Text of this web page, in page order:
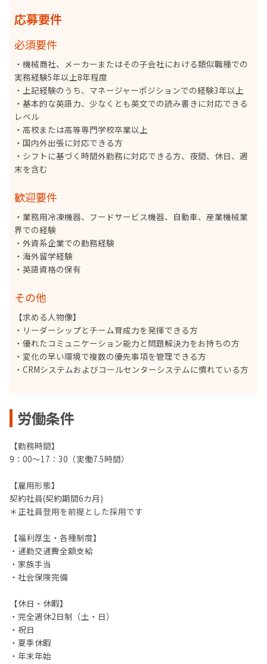
応募要件
必須要件
・機械商社、メーカーまたはその子会社における類似職種での
実務経験5年以上8年程度
・上記経験のうち、マネージャーポジションでの経験3年以上
・基本的な英語力、少なくとも英文での読み書きに対応できる
レベル
・高校または高等専門学校卒業以上
・国内外出張に対応できる方
・シフトに基づく時間外勤務に対応できる方、夜間、休日、週
末を含む
歓迎要件
・業務用冷凍機器、フードサービス機器、自動車、産業機械業
界での経験
・外資系企業での勤務経験
・海外留学経験
・英語資格の保有
その他
【求める人物像】
・リーダーシップとチーム育成力を発揮できる方
・優れたコミュニケーション能力と問題解決力をお持ちの方
・変化の早い環境で複数の優先事項を管理できる方
・CRMシステムおよびコールセンターシステムに慣れている方
労働条件
【勤務時間】
9：00～17：30（実働7.5時間）
【雇用形態】
契約社員(契約期間6カ月)
＊正社員登用を前提とした採用です
【福利厚生・各種制度】
・通勤交通費全額支給
・家族手当
・社会保険完備
【休日・休暇】
・完全週休2日制（土・日）
・祝日
・夏季休暇
・年末年始